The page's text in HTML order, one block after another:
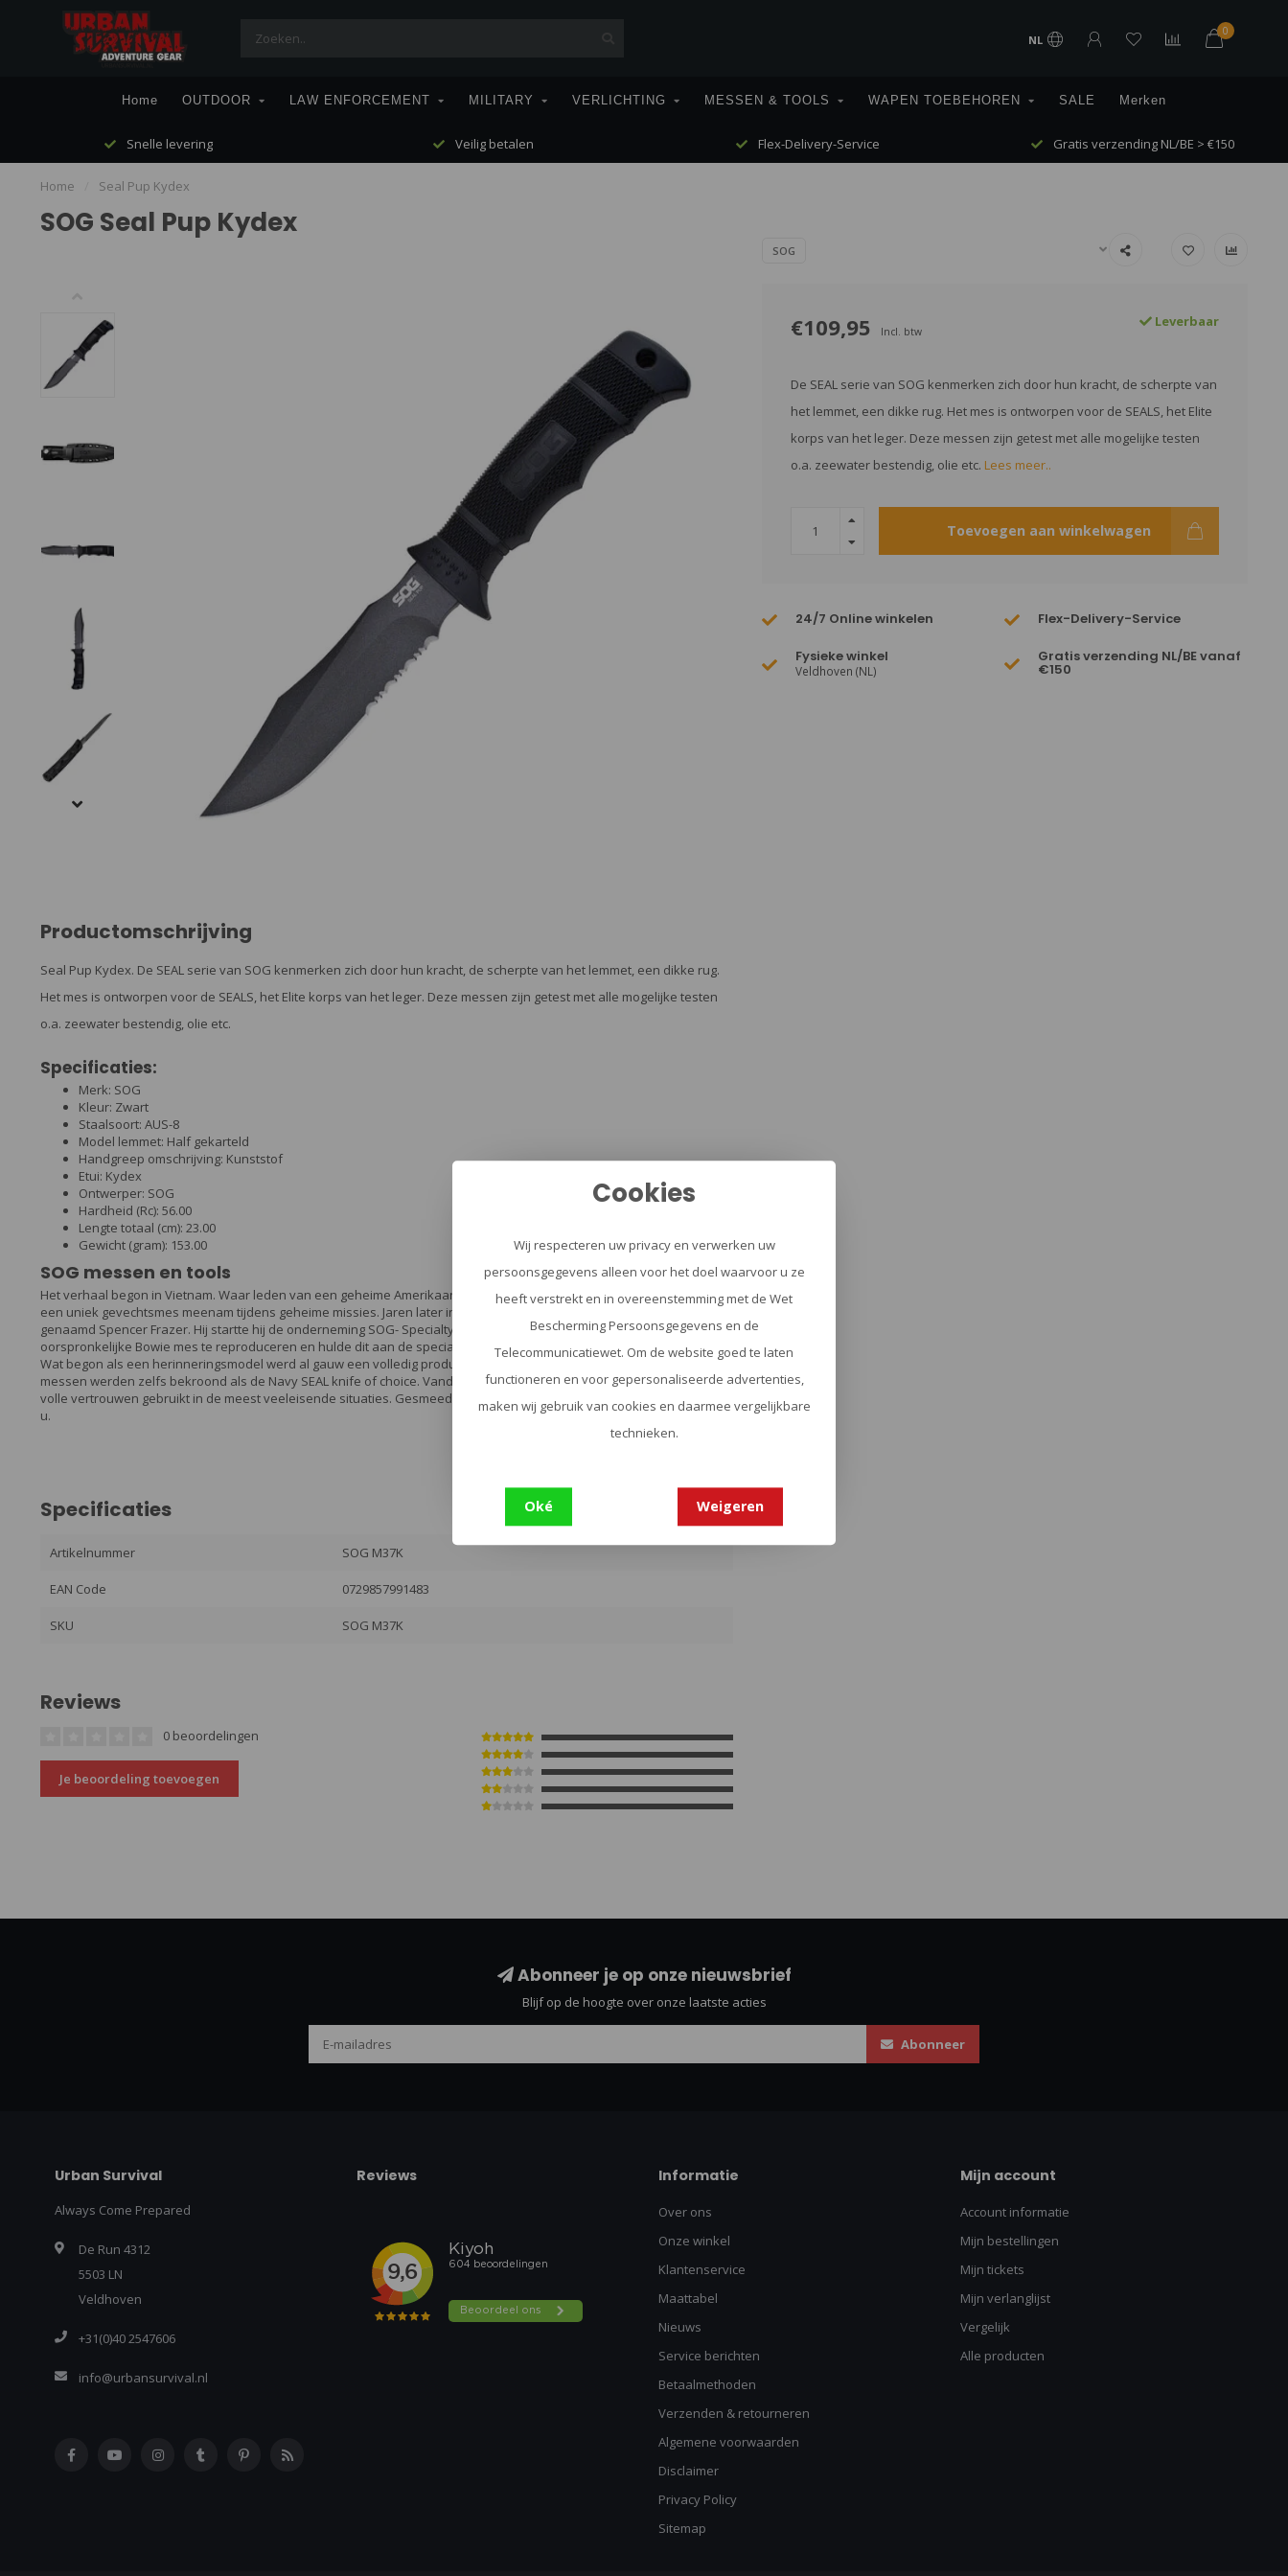
NL
0
Home OUTDOOR LAW ENFORCEMENT MILITARY VERLICHTING MESSEN & TOOLS WAPEN TOEBEHOREN SALE Merken
Snelle levering Veilig betalen Flex-Delivery-Service Gratis verzending NL/BE > €150
Home Seal Pup Kydex
SOG Seal Pup Kydex
SOG
€109,95 Incl. btw
Leverbaar
De SEAL serie van SOG kenmerken zich door hun kracht, de scherpte van
het lemmet, een dikke rug. Het mes is ontworpen voor de SEALS, het Elite
korps van het leger. Deze messen zijn getest met alle mogelijke testen
o.a. zeewater bestendig, olie etc. Lees meer..
Toevoegen aan winkelwagen
24/7 Online winkelen Flex-Delivery-Service
Fysieke winkel
Veldhoven (NL)
Gratis verzending NL/BE vanaf
€150
Productomschrijving
Seal Pup Kydex. De SEAL serie van SOG kenmerken zich door hun kracht, de scherpte van het lemmet, een dikke rug.
Het mes is ontworpen voor de SEALS, het Elite korps van het leger. Deze messen zijn getest met alle mogelijke testen
o.a. zeewater bestendig, olie etc.
Specificaties:
Merk: SOG
Kleur: Zwart
Staalsoort: AUS-8
Model lemmet: Half gekarteld
Handgreep omschrijving: Kunststof
Etui: Kydex
Ontwerper: SOG
Hardheid (Rc): 56.00
Lengte totaal (cm): 23.00
Gewicht (gram): 153.00
SOG messen en tools
Het verhaal begon in Vietnam. Waar leden van een geheime Amerikaanse speciale OPS unit, bekend als MACV-SOG,
een uniek gevechtsmes meenam tijdens geheime missies. Jaren later inspireerde dat mes de jonge ontwerper
genaamd Spencer Frazer. Hij startte hij de onderneming SOG- Specialty-Knives in 1986. Zijn missie was om het
oorspronkelijke Bowie mes te reproduceren en hulde dit aan de speciale OPS eenheid die het had gemaakt.
Wat begon als een herinneringsmodel werd al gauw een volledig productlijn van innovatieve messen. Deze
messen werden zelfs bekroond als de Navy SEAL knife of choice. Vandaag de dag worden deze messen met
volle vertrouwen gebruikt in de meest veeleisende situaties. Gesmeed uit traditie, getoetst in het veld, geslepen voor
u.
Specificaties
Artikelnummer SOG M37K
EAN Code 0729857991483
SKU SOG M37K
Reviews
0 beoordelingen
Je beoordeling toevoegen
Abonneer je op onze nieuwsbrief
Blijf op de hoogte over onze laatste acties
Abonneer
Urban Survival
Always Come Prepared
De Run 4312
5503 LN
Veldhoven
+31(0)40 2547606
info@urbansurvival.nl
Reviews Informatie
Over ons
Onze winkel
Klantenservice
Maattabel
Nieuws
Service berichten
Betaalmethoden
Verzenden & retourneren
Algemene voorwaarden
Disclaimer
Privacy Policy
Sitemap
Mijn account
Account informatie
Mijn bestellingen
Mijn tickets
Mijn verlanglijst
Vergelijk
Alle producten
Cookies
Wij respecteren uw privacy en verwerken uw
persoonsgegevens alleen voor het doel waarvoor u ze
heeft verstrekt en in overeenstemming met de Wet
Bescherming Persoonsgegevens en de
Telecommunicatiewet. Om de website goed te laten
functioneren en voor gepersonaliseerde advertenties,
maken wij gebruik van cookies en daarmee vergelijkbare
technieken.
Oké Weigeren